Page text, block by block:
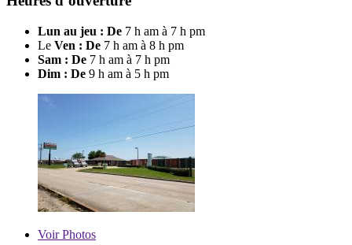
Lun au jeu : De 7 h am à 7 h pm
Le Ven : De 7 h am à 8 h pm
Sam : De 7 h am à 7 h pm
Dim : De 9 h am à 5 h pm
VoirPhotos